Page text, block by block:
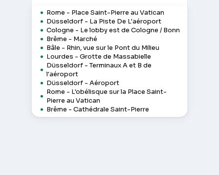
Rome - Place Saint-Pierre au Vatican
Düsseldorf - La Piste De L'aéroport
Cologne - Le lobby est de Cologne / Bonn
Brême - Marché
Bâle - Rhin, vue sur le Pont du Milieu
Lourdes - Grotte de Massabielle
Düsseldorf - Terminaux A et B de
l'aéroport
Düsseldorf - Aéroport
Rome - L'obélisque sur la Place Saint-
Pierre au Vatican
Brême - Cathédrale Saint-Pierre